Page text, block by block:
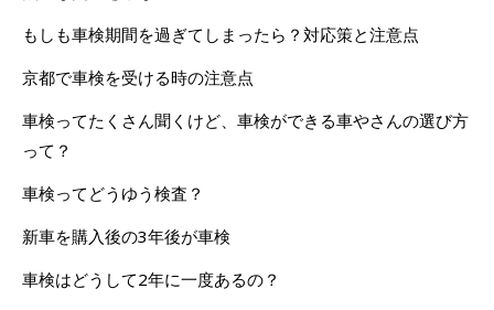
もしも車検期間を過ぎてしまったら？対応策と注意点
京都で車検を受ける時の注意点
車検ってたくさん聞くけど、車検ができる車やさんの選び方
って？
車検ってどうゆう検査？
新車を購入後の3年後が車検
車検はどうして2年に一度あるの？